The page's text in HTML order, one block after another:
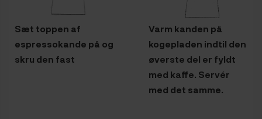
Sæt toppen af
espressokande på og
skru den fast
Varm kanden på
kogepladen indtil den
øverste del er fyldt
med kaffe. Servér
med det samme.